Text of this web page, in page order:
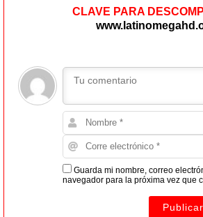
CLAVE PARA
Guarda mi nombre, correo
navegador para la próxima vez que